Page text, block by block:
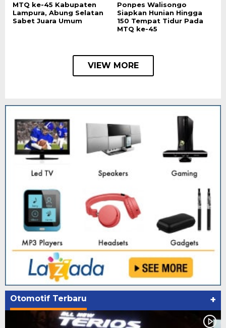
MTQ ke-45 Kabupaten
Lampura, Abung Selatan
Sabet Juara Umum
Ponpes Walisongo
Siapkan Hunian Hingga
150 Tempat Tidur Pada
MTQ ke-45
VIEW MORE
Otomotif Terbaru +